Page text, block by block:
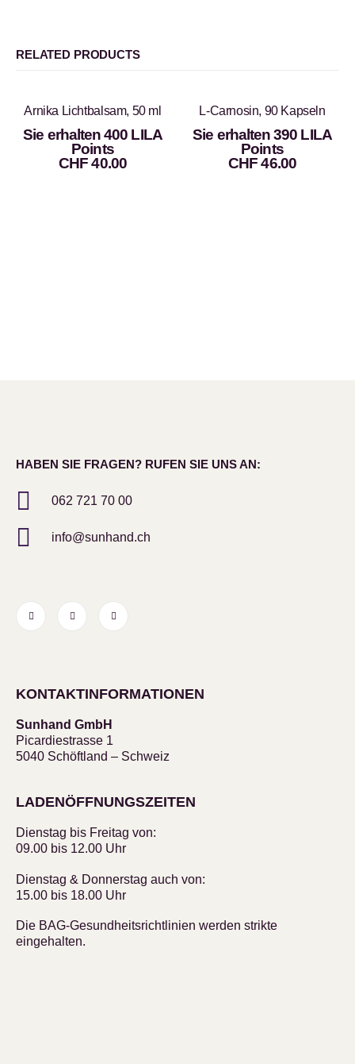
RELATED PRODUCTS
Arnika Lichtbalsam, 50 ml
Sie erhalten 400 LILA
Points
CHF40.00
L-Carnosin, 90 Kapseln
Sie erhalten 390 LILA
Points
CHF46.00
HABEN SIE FRAGEN? RUFEN SIE UNS AN:
062 721 70 00
info@sunhand.ch
KONTAKTINFORMATIONEN
Sunhand GmbH
Picardiestrasse 1
5040 Schöftland – Schweiz
LADENÖFFNUNGSZEITEN
Dienstag bis Freitag von:
09.00 bis 12.00 Uhr
Dienstag & Donnerstag auch von:
15.00 bis 18.00 Uhr
Die BAG-Gesundheitsrichtlinien werden strikte
eingehalten.